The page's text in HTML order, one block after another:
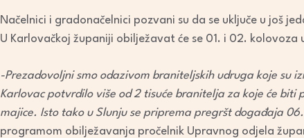
Načelnici i gradonačelnici pozvani su da se uključe u još
U Karlovačkoj županiji obilježavat će se 01. i 02. kolovoza
-Prezadovoljni smo odazivom braniteljskih udruga koje su
Karlovac potvrdilo više od 2 tisuće branitelja za koje će
majice. Isto tako u Slunju se priprema pregršt događaja
programom obilježavanja pročelnik Upravnog odjela